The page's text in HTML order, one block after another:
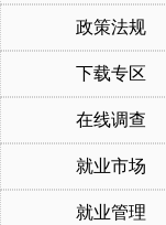
政策法规
下载专区
在线调查
就业市场
就业管理